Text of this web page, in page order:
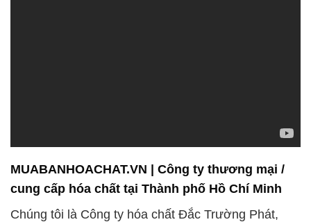
MUABANHOACHAT.VN | Công ty thương mại /
cung cấp hóa chất tại Thành phố Hồ Chí Minh
Chúng tôi là Công ty hóa chất Đắc Trường Phát,